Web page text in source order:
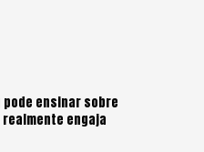
pode ensinar sobre
engaja